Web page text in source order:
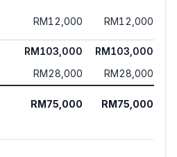
RM12,000 RM12,000
RM103,000
RM103,000
RM28,000
RM28,000
RM75,000 RM75,000